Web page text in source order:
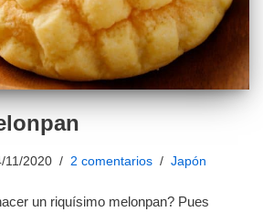
11/2020 2 comentarios Japón
un riquísimo melonpan? Pues